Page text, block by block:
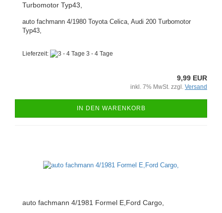
Turbomotor Typ43,
auto fachmann 4/1980 Toyota Celica, Audi 200 Turbomotor
Typ43,
Lieferzeit: 3 - 4 Tage
9,99 EUR
inkl. 7% MwSt. zzgl. Versand
IN DEN WARENKORB
auto fachmann 4/1981 Formel E,Ford Cargo,